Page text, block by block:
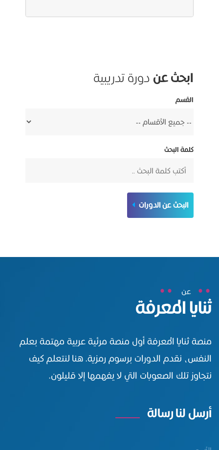
ابحث عن دورة تدريبية
القسم
كلمة البحث
البحث عن الدورات
عن
ثنايا المعرفة
منصة ثنايا المعرفة أول منصة مرئية عربية مهتمة بعلم
النفس، نقدم الدورات برسوم رمزية. هنا لنتعلم كيف
نتجاوز تلك الصعوبات التي لا يفهمها إلا قليلون.
أرسل لنا رسالة